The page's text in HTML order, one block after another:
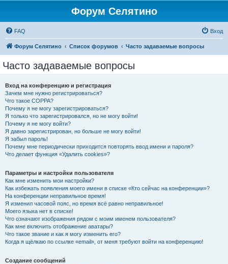
Форум Селятино
FAQ Вход
Форум Селятино Список форумов Часто задаваемые вопросы
Часто задаваемые вопросы
Вход на конференцию и регистрация
Зачем мне нужно регистрироваться?
Что такое COPPA?
Почему я не могу зарегистрироваться?
Я только что зарегистрировался, но не могу войти!
Почему я не могу войти?
Я давно зарегистрирован, но больше не могу войти!
Я забыл пароль!
Почему мне периодически приходится повторять ввод имени и пароля?
Что делает функция «Удалить cookies»?
Параметры и настройки пользователя
Как мне изменить мои настройки?
Как избежать появления моего имени в списке «Кто сейчас на конференции»?
На конференции неправильное время!
Я изменил часовой пояс, но время всё равно неправильное!
Моего языка нет в списке!
Что означают изображения рядом с моим именем пользователя?
Как мне включить отображение аватары?
Что такое звание и как я могу изменить его?
Когда я щёлкаю по ссылке «email», от меня требуют войти на конференцию!
Создание сообщений